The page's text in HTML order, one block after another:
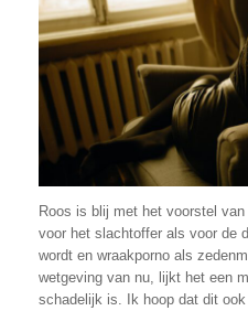
Roos is blij met het voorstel
voor het slachtoffer als voor de
wordt en wraakporno als
wetgeving van nu, lijkt het een
schadelijk is. Ik hoop dat dit